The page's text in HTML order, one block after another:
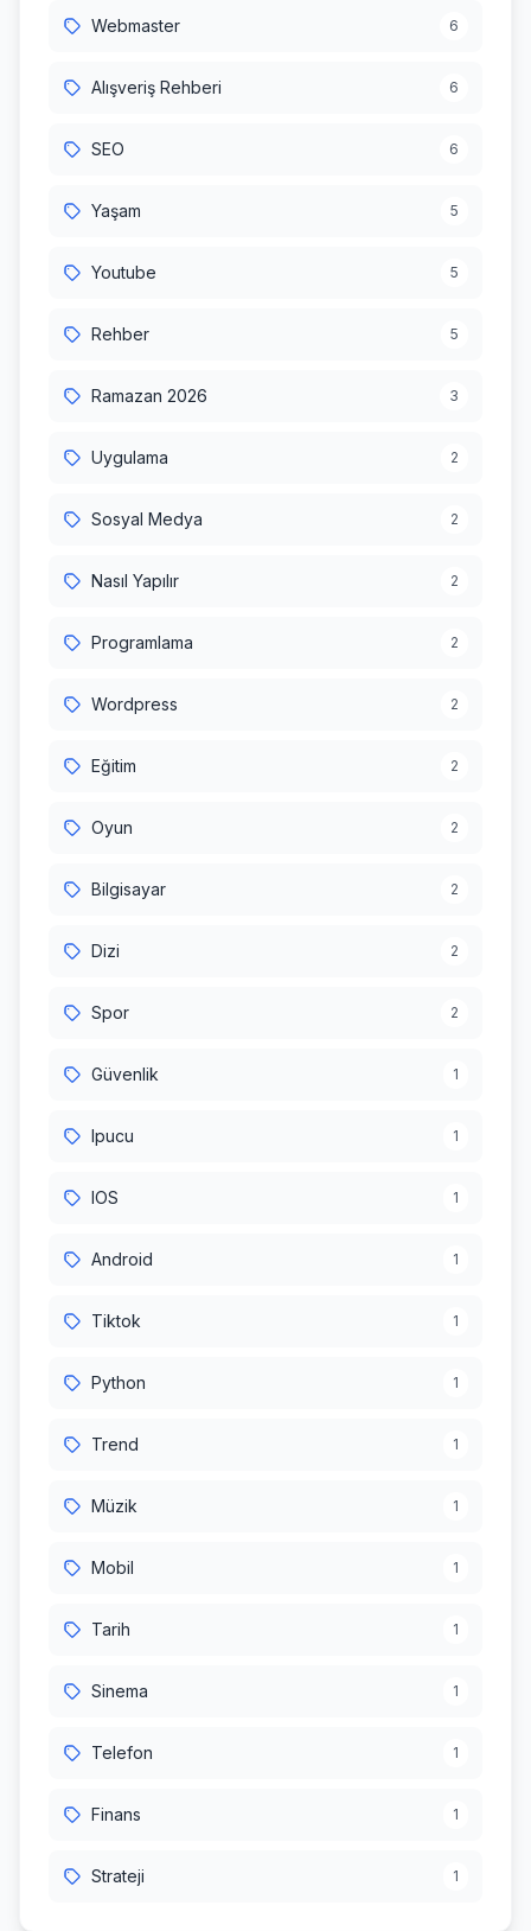
Webmaster 6
Alışveriş Rehberi 6
SEO 6
Yaşam 5
Youtube 5
Rehber 5
Ramazan 2026 3
Uygulama 2
Sosyal Medya 2
Nasıl Yapılır 2
Programlama 2
Wordpress 2
Eğitim 2
Oyun 2
Bilgisayar 2
Dizi 2
Spor 2
Güvenlik 1
Ipucu 1
IOS 1
Android 1
Tiktok 1
Python 1
Trend 1
Müzik 1
Mobil 1
Tarih 1
Sinema 1
Telefon 1
Finans 1
Strateji 1